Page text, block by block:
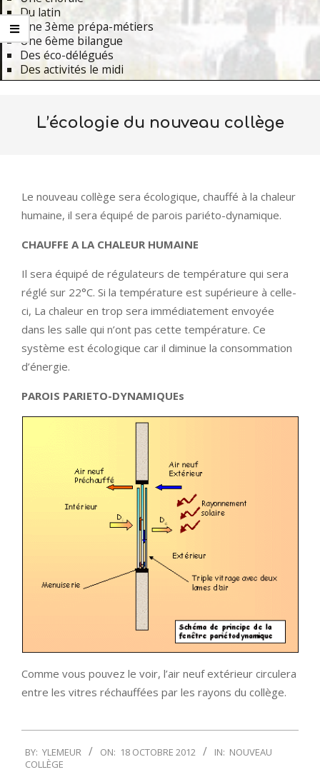
Du latin
Une 3ème prépa-métiers
Une 6ème bilangue
Des éco-délégués
Des activités le midi
MenuL’écologie du nouveau collège
Le nouveau collège sera écologique, chauffé à la chaleur
humaine, il sera équipé de parois pariéto-dynamique.
CHAUFFE A LA CHALEUR HUMAINE
Il sera équipé de régulateurs de température qui sera
réglé sur 22°C. Si la température est supérieure à celle-
ci, La chaleur en trop sera immédiatement envoyée
dans les salle qui n’ont pas cette température. Ce
système est écologique car il diminue la consommation
d’énergie.
PAROIS PARIETO-DYNAMIQUEs
Comme vous pouvez le voir, l’air neuf extérieur circulera
entre les vitres réchauffées par les rayons du collège.
10-
BY: YLEMEUR ON: 18 OCTOBRE 2012 IN: NOUVEAU
COLLÈGE